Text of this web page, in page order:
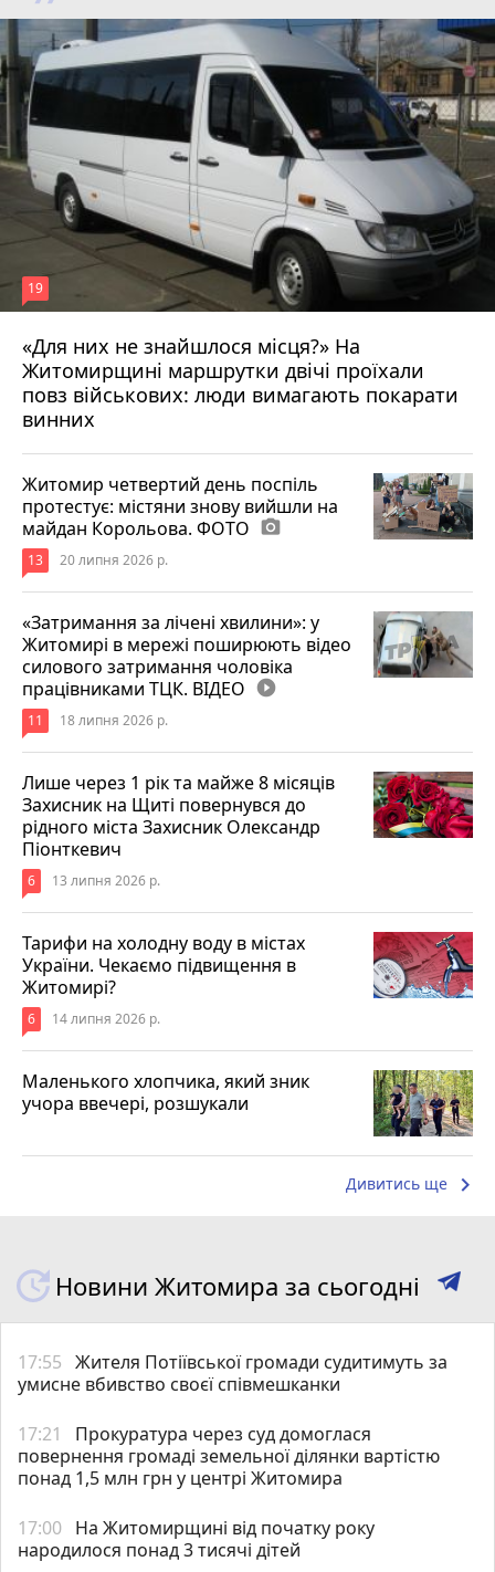
«Для них не знайшлося місця?» На
Житомирщині маршрутки двічі проїхали
повз військових: люди вимагають покарати
винних
19
17 липня 2026 р.
Житомир четвертий день поспіль
протестує: містяни знову вийшли на
майдан Корольова. ФОТО photo_camera
13 20 липня 2026 р.
«Затримання за лічені хвилини»: у
Житомирі в мережі поширюють відео
силового затримання чоловіка
працівниками ТЦК. ВІДЕО play_circle_filled
11 18 липня 2026 р.
Лише через 1 рік та майже 8 місяців
Захисник на Щиті повернувся до
рідного міста Захисник Олександр
Піонткевич
6 13 липня 2026 р.
Тарифи на холодну воду в містах
України. Чекаємо підвищення в
Житомирі?
6 14 липня 2026 р.
Маленького хлопчика, який зник
учора ввечері, розшукали
Дивитись ще keyboard_arrow_right
Новини Житомира за сьогодні
17:55 Жителя Потіївської громади судитимуть за
умисне вбивство своєї співмешканки
17:21
Прокуратура через суд домоглася
повернення громаді земельної ділянки вартістю
понад 1,5 млн грн у центрі Житомира
17:00 На Житомирщині від початку року
народилося понад 3 тисячі дітей